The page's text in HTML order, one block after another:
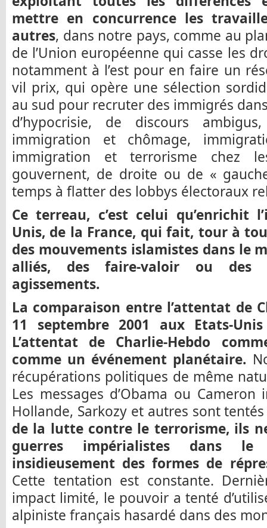
mettre en concurrence les
autres, dans notre pays, comme au
de l’Union européenne qui casse les
notamment à l’est pour en faire un
vil prix, qui opère une sélection
au sud pour recruter des immigrés
d’hypocrisie, de discours
immigration et chômage,
immigration et terrorisme chez
gouvernent, de droite ou de «
temps à flatter des lobbys électoraux
Ce terreau, c’est celui qu’enrichit
Unis, de la France, qui fait, tour à
des mouvements islamistes dans le
alliés, des faire-valoir ou des
agissements.
La comparaison entre l’attentat de
11 septembre 2001 aux Etats-
L’attentat de Charlie-Hebdo
comme un événement planétaire.
récupérations politiques de même
Les messages d’Obama ou
Hollande, Sarkozy et autres sont
de la lutte contre le terrorisme, ils
guerres impérialistes dans
insidieusement des formes de
Cette tentation est constante.
impact limité, le pouvoir a tenté
alpiniste français hasardé dans des